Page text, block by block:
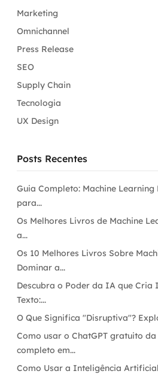
Marketing
Omnichannel
Press Release
SEO
Supply Chain
Tecnologia
UX Design
Posts Recentes
Guia Completo: Machine Learning
para...
Os Melhores Livros de Machine
a...
Os 10 Melhores Livros Sobre
Dominar a...
Descubra o Poder da IA que Cria
Texto:...
O Que Significa "Disruptiva"?
Como usar o ChatGPT gratuito
completo em...
Como Usar a Inteligência